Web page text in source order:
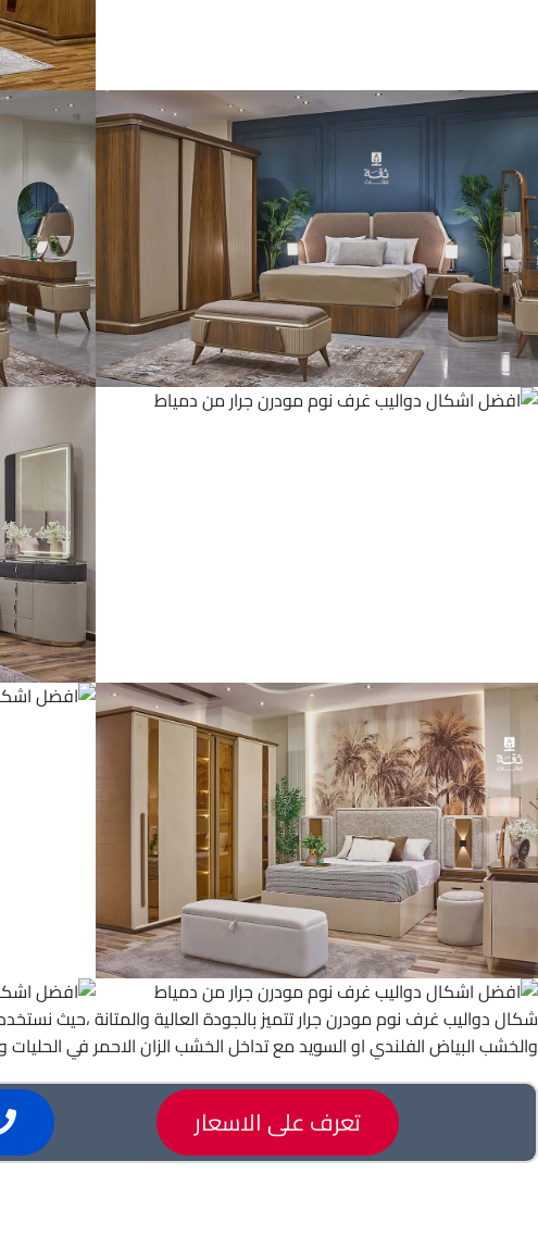
شكال دواليب غرف نوم مودرن جرار تتميز بالجودة العالية والمتانة ،حيث
والخشب البياض الفلندي او السويد مع تداخل الخشب الزان الاحمر في الحليات
تعرف على الاسعار